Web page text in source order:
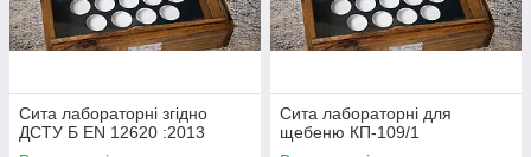
Сита лабораторні згідно
ДСТУ Б EN 12620 :2013
Сита лабораторні для
щебеню КП-109/1